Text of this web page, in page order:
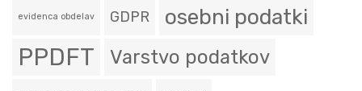
evidenca obdelav GDPR osebni podatki
PPDFT Varstvo podatkov